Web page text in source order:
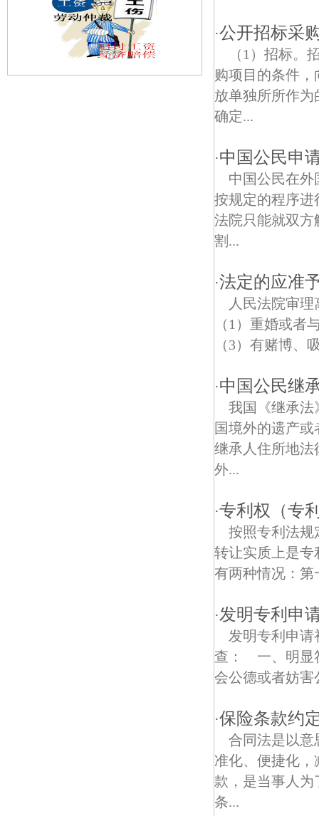
·公开招标采
（1）招标。
购项目的条件
放单独所所作
确定...
·中国公民申
中国公民在
按规定的程序进
法院只能就双方
割...
·法定的应准
人民法院审
（1）重婚或者
（3）有赌博、
·中国公民继
我国《继承法
国境外的遗产
继承人住所地法
外...
·专利权（专
按照专利法规
转让实质上是专
有两种情况：第
·发明专利申
发明专利申
查： 一、明显
会公德或者妨害
·保险条款约
合同法是以意
准化、便捷化
款，是当事人为
条...